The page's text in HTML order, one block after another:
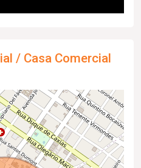
/ Casa Comercial